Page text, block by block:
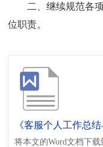
二、继续规范各
位职责。
《客服个人工作总结
将本文的Word文档下